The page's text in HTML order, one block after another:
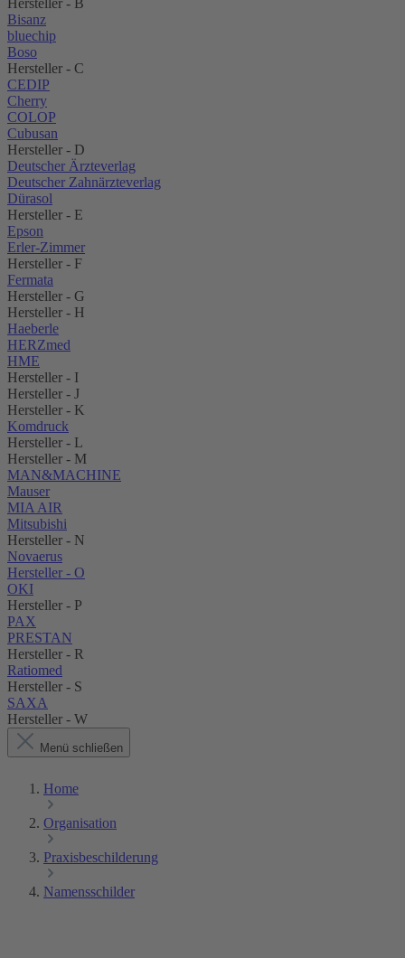
Hersteller - B
Bisanz
bluechip
Boso
Hersteller - C
CEDIP
Cherry
COLOP
Cubusan
Hersteller - D
Deutscher Ärzteverlag
Deutscher Zahnärzteverlag
Dürasol
Hersteller - E
Epson
Erler-Zimmer
Hersteller - F
Fermata
Hersteller - G
Hersteller - H
Haeberle
HERZmed
HME
Hersteller - I
Hersteller - J
Hersteller - K
Komdruck
Hersteller - L
Hersteller - M
MAN&MACHINE
Mauser
MIA AIR
Mitsubishi
Hersteller - N
Novaerus
Hersteller - O
OKI
Hersteller - P
PAX
PRESTAN
Hersteller - R
Ratiomed
Hersteller - S
SAXA
Hersteller - W
Menü schließen
Home
Organisation
Praxisbeschilderung
Namensschilder